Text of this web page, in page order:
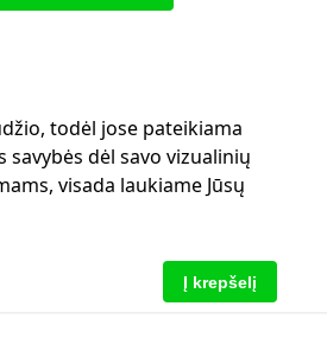
todėl jose pateikiama
dėl savo vizualinių
visada laukiame Jūsų
Į krepšelį